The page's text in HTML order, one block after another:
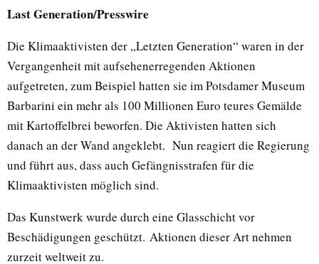
Last Generation/Presswire
Die Klimaaktivisten der „Letzten Generation“ waren in der
Vergangenheit mit aufsehenerregenden Aktionen
aufgetreten, zum Beispiel hatten sie im Potsdamer Museum
Barbarini ein mehr als 100 Millionen Euro teures Gemälde
mit Kartoffelbrei beworfen. Die Aktivisten hatten sich
danach an der Wand angeklebt. Nun reagiert die Regierung
und führt aus, dass auch Gefängnisstrafen für die
Klimaaktivisten möglich sind.
Das Kunstwerk wurde durch eine Glasschicht vor
Beschädigungen geschützt. Aktionen dieser Art nehmen
zurzeit weltweit zu.